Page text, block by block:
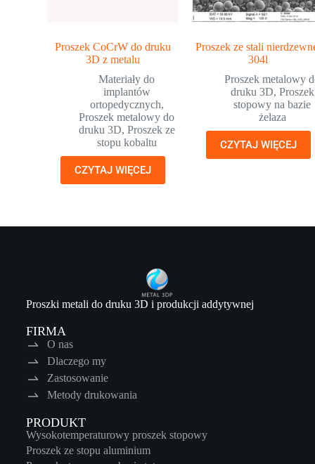
Proszek CoCrW do druku
3D z metalu
Materiały do
implantów
ortopedycznych,
Proszek metalowy do
druku 3D, Proszek ze
stopu kobaltu
CZYTAJ WIĘCEJ
Proszek ze stali
304l
Proszek metalowy
druku 3D, Proszek
stopowy na bazie
żelaza
CZYTAJ WIĘCEJ
Proszki metali do druku 3D i produkcji addytywnej
FIRMA
O nas
Dlaczego my
Zastosowanie
Metody drukowania
PRODUKT
Wysokotemperaturowy proszek stopowy
Proszek ze stopu aluminium